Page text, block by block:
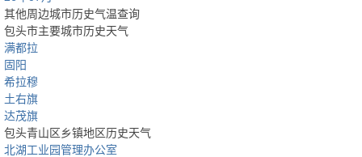
其他周边城市历史气温查询
包头市主要城市历史天气
满都拉
固阳
希拉穆
土右旗
达茂旗
包头青山区乡镇地区历史天气
北湖工业园管理办公室